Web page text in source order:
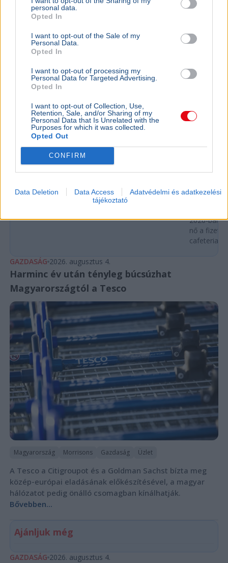
personal data.
Opted In
I want to opt-out of the Sale of my
Personal Data.
Opted In
I want to opt-out of processing my
Personal Data for Targeted Advertising.
Opted In
I want to opt-out of Collection, Use,
Retention, Sale, and/or Sharing of my
Personal Data that Is Unrelated with the
Purposes for which it was collected.
Opted Out
CONFIRM
Data Deletion Data Access
Adatvédelmi és adatkezelési
tájékoztató
között a Hormuzi-szoros újranyitásáról. Bővebben...
Minimálbér
BELFÖLD
Magyarországon a legnehezebb
Az Amnesty International Magyarország szerint
az EU-ban nálunk a legnehezebb szegényként
bírósághoz fordulni, ezért a jövedelmi küszöb
emelését javaso...
2026-ban
nő a
cafeteria
GAZDASÁG 2026. augusztus 4.
Harminc év után tényleg búcsúzhat
Magyarországtól a Tesco
Magyarország Morrisons Gazdaság Üzlet
A Tesco a Citigroupot és a Goldman Sachst bízta meg
közép-európai eladásának előkészítésével, a magyar
hálózatot pedig önálló csomagban kínálhatják.
Bővebben...
Ajánljuk még
GAZDASÁG 2026. augusztus 4.